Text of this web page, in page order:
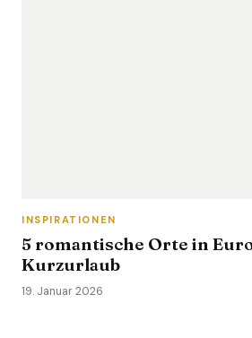
INSPIRATIONEN
5 romantische Orte in
Kurzurlaub
19. Januar 2026